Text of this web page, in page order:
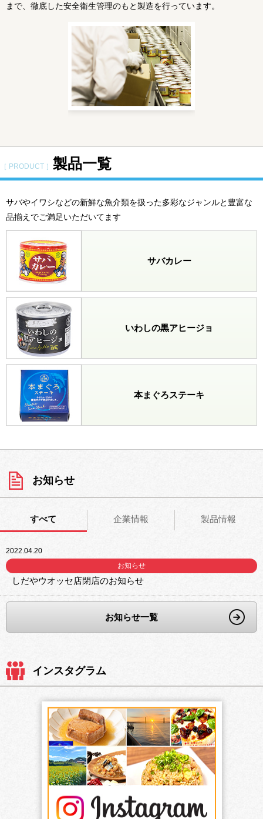
まで、徹底した安全衛生管理のもと製造を行っています。
［ PRODUCT ］ 製品一覧
サバやイワシなどの新鮮な魚介類を扱った多彩なジャンルと豊富な
品揃えでご満足いただいてます
サバカレー
いわしの黒アヒージョ
本まぐろステーキ
お知らせ
すべて 企業情報 製品情報
2022.04.20
お知らせ
しだやウオッセ店閉店のお知らせ
お知らせ一覧
インスタグラム